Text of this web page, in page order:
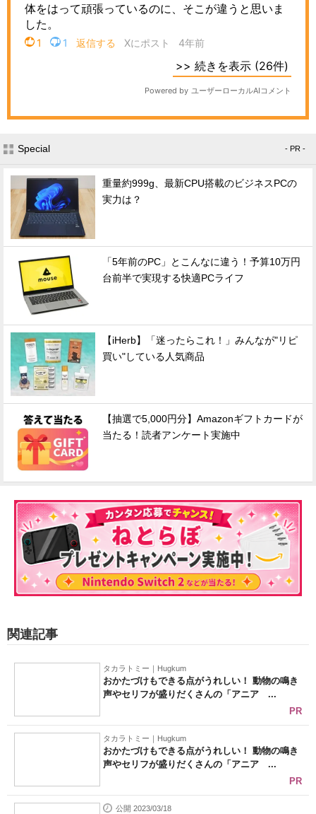
Special - PR -
重量約999g、最新CPU搭載のビジネスPCの
実力は？
「5年前のPC」とこんなに違う！予算10万円
台前半で実現する快適PCライフ
【iHerb】「迷ったらこれ！」みんなが"リピ
買い"している人気商品
【抽選で5,000円分】Amazonギフトカードが
当たる！読者アンケート実施中
関連記事
タカラトミー｜Hugkum
おかたづけもできる点がうれしい！ 動物の鳴き
声やセリフが盛りだくさんの「アニア ...
PR
タカラトミー｜Hugkum
おかたづけもできる点がうれしい！ 動物の鳴き
声やセリフが盛りだくさんの「アニア ...
PR
公開 2023/03/18